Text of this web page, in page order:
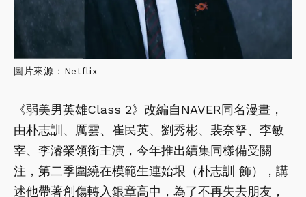
圖片來源：Netflix
《弱美男英雄Class 2》改編自NAVER同名漫畫，
由朴志訓、厲雲、崔民英、劉秀彬、裴奈拏、李敏
宰、李濬榮領銜主演，今年推出續集同樣備受關
注，第二季圍繞在模範生連始垠（朴志訓 飾），講
述他帶著創傷轉入銀章高中，為了不再失去朋友，